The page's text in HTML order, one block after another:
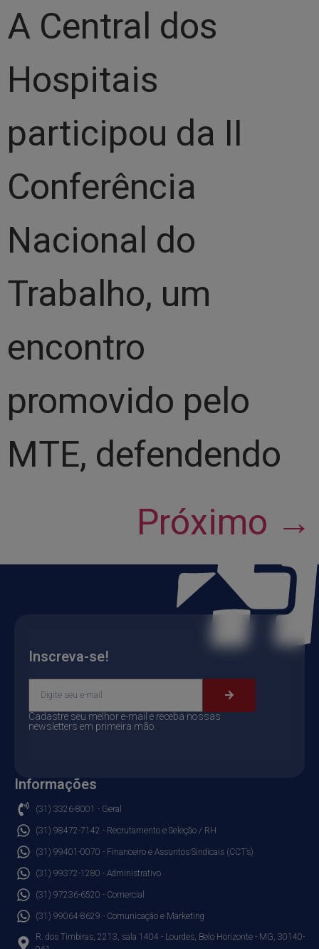
A Central dos
Hospitais
participou da II
Conferência
Nacional do
Trabalho, um
encontro
promovido pelo
MTE, defendendo
Próximo →
Informações
(31) 3326-8001 - Geral
(31) 98472-7142 - Recrutamento e Seleção / RH
(31) 99401-0070 - Financeiro e Assuntos Sindicais (CCT’s)
(31) 99372-1280 - Administrativo
(31) 97236-6520 - Comercial
(31) 99064-8629 - Comunicação e Marketing
R. dos Timbiras, 2213, sala 1404 - Lourdes, Belo Horizonte - MG, 30140-
Inscreva-se!
Cadastre seu melhor e-mail e receba nossas
newsletters em primeira mão.